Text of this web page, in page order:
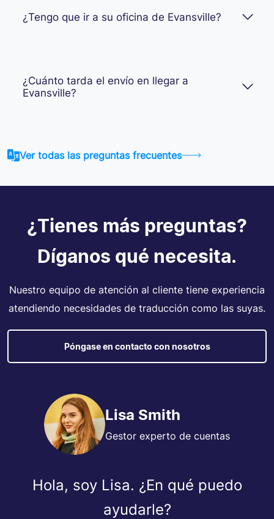
¿Tengo que ir a su oficina de Evansville?
¿Cuánto tarda el envío en llegar a
Evansville?
Ver todas las preguntas frecuentes
¿Tienes más preguntas?
Díganos qué necesita.
Nuestro equipo de atención al cliente tiene experiencia
atendiendo necesidades de traducción como las suyas.
Póngase en contacto con nosotros
Lisa Smith
Gestor experto de cuentas
Hola, soy Lisa. ¿En qué puedo
ayudarle?